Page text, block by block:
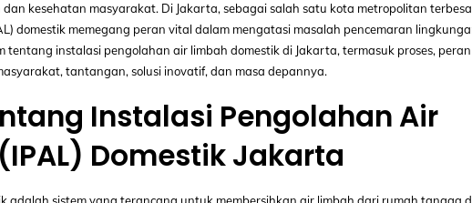
kesehatan masyarakat. Di Jakarta, sebagai salah satu kota metropolitan
domestik memegang peran vital dalam mengatasi masalah pencemaran
tentang instalasi pengolahan air limbah domestik di Jakarta, termasuk proses, peran
tantangan, solusi inovatif, dan masa depannya.
Instalasi Pengolahan Air
Domestik Jakarta